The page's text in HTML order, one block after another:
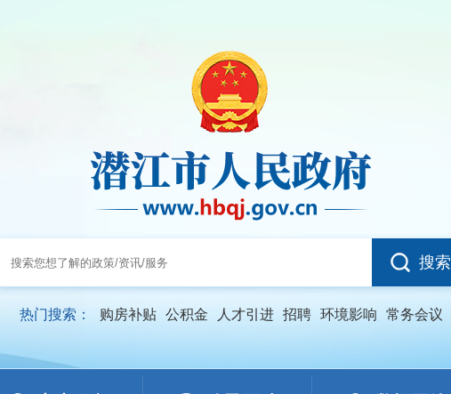
搜索
热门搜索： 购房补贴 公积金 人才引进 招聘 环境影响 常务会议